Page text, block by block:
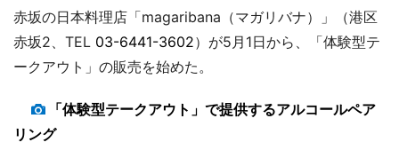
赤坂の日本料理店「magaribana（マガリバナ）」（港区
赤坂2、TEL 03-6441-3602）が5月1日から、「体験型テ
ークアウト」の販売を始めた。
「体験型テークアウト」で提供するアルコールペア
リング